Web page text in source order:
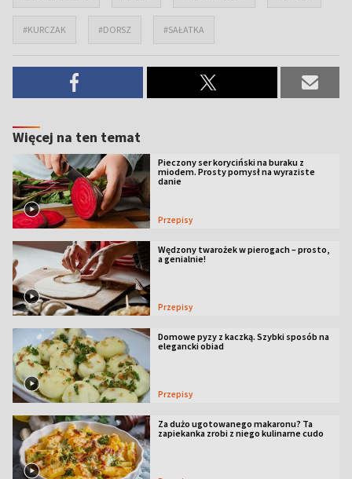
#KURCZAK #DORSZ #SAŁATKA
Więcej na ten temat
Pieczony ser koryciński na buraku z
miodem. Prosty pomysł na wyraziste
danie
Przepisy
Wędzony twarożek w pierogach – prosto,
a genialnie!
Przepisy
Domowe pyzy z kaczką. Szybki sposób na
elegancki obiad
Przepisy
Za dużo ugotowanego makaronu? Ta
zapiekanka zrobi z niego kulinarne cudo